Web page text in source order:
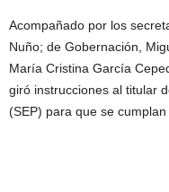
Acompañado por los
Nuño; de Gobernación,
María Cristina García
giró instrucciones al titular
(SEP) para que se